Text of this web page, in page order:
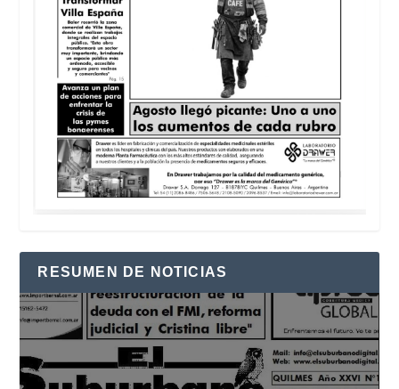
RESUMEN DE NOTICIAS
Reproductor
de
vídeo